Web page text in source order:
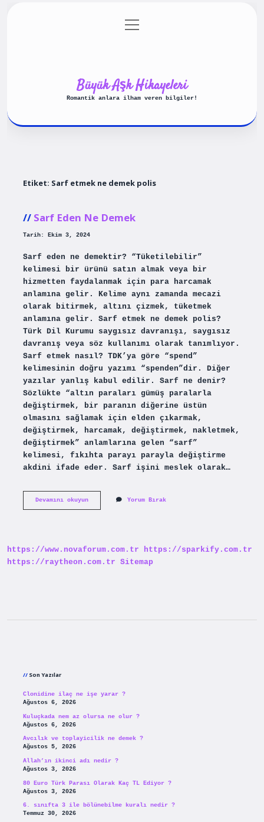
Gizlilik Politikası
menüyü
aç
Büyük Aşk Hikayeleri
Romantik anlara ilham veren bilgiler!
Etiket: Sarf etmek ne demek polis
Sarf Eden Ne Demek
Tarih: Ekim 3, 2024
Sarf eden ne demektir? “Tüketilebilir”
kelimesi bir ürünü satın almak veya bir
hizmetten faydalanmak için para harcamak
anlamına gelir. Kelime aynı zamanda mecazi
olarak bitirmek, altını çizmek, tüketmek
anlamına gelir. Sarf etmek ne demek polis?
Türk Dil Kurumu saygısız davranışı, saygısız
davranış veya söz kullanımı olarak tanımlıyor.
Sarf etmek nasıl? TDK’ya göre “spend”
kelimesinin doğru yazımı “spenden”dir. Diğer
yazılar yanlış kabul edilir. Sarf ne denir?
Sözlükte “altın paraları gümüş paralarla
değiştirmek, bir paranın diğerine üstün
olmasını sağlamak için elden çıkarmak,
değiştirmek, harcamak, değiştirmek, nakletmek,
değiştirmek” anlamlarına gelen “sarf”
kelimesi, fıkıhta parayı parayla değiştirme
akdini ifade eder. Sarf işini meslek olarak…
Devamını okuyunSarf
Yorum Bırak
https://www.novaforum.com.tr
https://sparkify.com.tr
https://raytheon.com.tr Sitemap
Son Yazılar
Clonidine ilaç ne işe yarar ?
Ağustos 6, 2026
Kuluçkada nem az olursa ne olur ?
Ağustos 6, 2026
Avcılık ve toplayicilik ne demek ?
Ağustos 5, 2026
Allah’ın ikinci adı nedir ?
Ağustos 3, 2026
80 Euro Türk Parası Olarak Kaç TL Ediyor ?
Ağustos 3, 2026
6. sınıfta 3 ile bölünebilme kuralı nedir ?
Temmuz 30, 2026